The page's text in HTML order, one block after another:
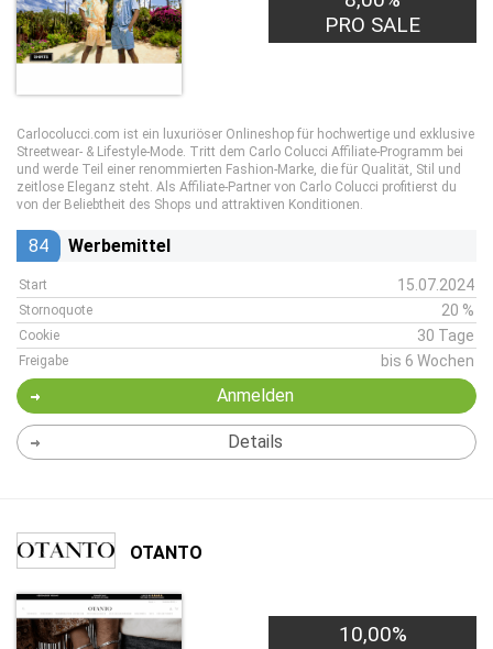
PRO SALE
Carlocolucci.com ist ein luxuriöser Onlineshop für hochwertige und exklusive
Streetwear- & Lifestyle-Mode. Tritt dem Carlo Colucci Affiliate-Programm bei
und werde Teil einer renommierten Fashion-Marke, die für Qualität, Stil und
zeitlose Eleganz steht. Als Affiliate-Partner von Carlo Colucci profitierst du
von der Beliebtheit des Shops und attraktiven Konditionen.
84 Werbemittel
Start 15.07.2024
Stornoquote 20 %
Cookie 30 Tage
Freigabe bis 6 Wochen
Anmelden
Details
OTANTO
10,00%